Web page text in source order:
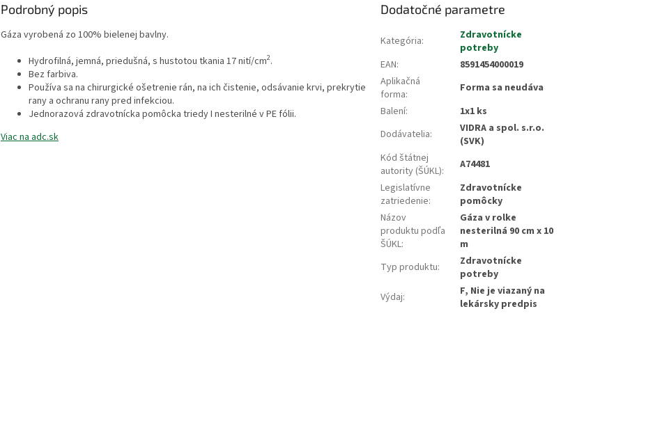
Podrobný popis
Gáza vyrobená zo 100% bielenej bavlny.
Hydrofilná, jemná, priedušná, s hustotou tkania 17 nití/cm2.
Bez farbiva.
Používa sa na chirurgické ošetrenie rán, na ich čistenie, odsávanie krvi, prekrytie
rany a ochranu rany pred infekciou.
Jednorazová zdravotnícka pomôcka triedy I nesterilné v PE fólii.
Viac na adc.sk
Dodatočné parametre
Kategória:
Zdravotnícke
potreby
EAN:
8591454000019
Aplikačná
forma:
Forma sa neudáva
Balení:
1x1 ks
Dodávatelia:
VIDRA a spol. s.r.o.
(SVK)
Kód štátnej
autority (ŠÚKL):
A74481
Legislatívne
zatriedenie:
Zdravotnícke
pomôcky
Názov
produktu podľa
ŠÚKL:
Gáza v rolke
nesterilná 90 cm x 10
m
Typ produktu:
Zdravotnícke
potreby
Výdaj:
F, Nie je viazaný na
lekársky predpis